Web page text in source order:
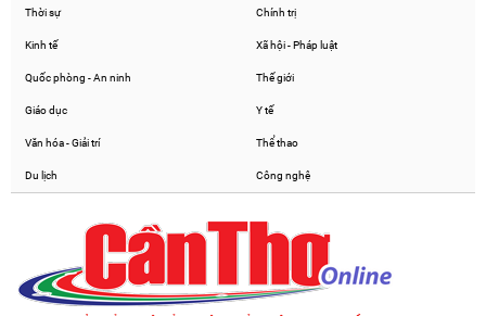
Thời sự Chính trị
Kinh tế Xã hội - Pháp luật
Quốc phòng - An ninh Thế giới
Giáo dục Y tế
Văn hóa - Giải trí Thể thao
Du lịch Công nghệ